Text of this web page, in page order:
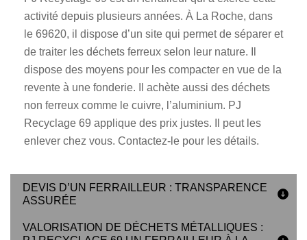
activité depuis plusieurs années. À La Roche, dans
le 69620, il dispose d’un site qui permet de séparer et
de traiter les déchets ferreux selon leur nature. Il
dispose des moyens pour les compacter en vue de la
revente à une fonderie. Il achète aussi des déchets
non ferreux comme le cuivre, l’aluminium. PJ
Recyclage 69 applique des prix justes. Il peut les
enlever chez vous. Contactez-le pour les détails.
DEVIS D’UN FERRAILLEUR : TRANSPARENCE
ASSURÉE
VALORISATION DE DÉCHETS MÉTALLIQUES :